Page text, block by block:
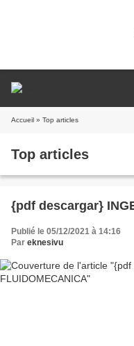
Accueil » Top articles
Top articles
{pdf descargar}
Publié le 05/12/2021 à 14:16
Par eknesivu